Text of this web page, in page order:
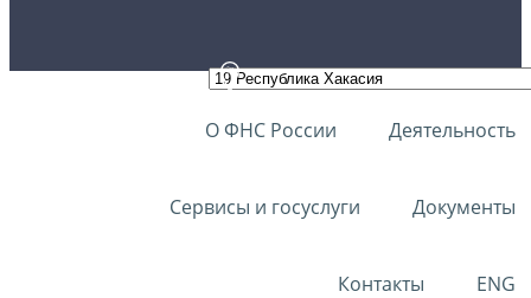
О ФНС России Деятельность
Сервисы и госуслуги Документы
Контакты ENG